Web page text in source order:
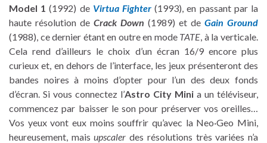
Model 1 (1992) de Virtua Fighter (1993), en passant par la
haute résolution de Crack Down (1989) et de Gain Ground
(1988), ce dernier étant en outre en mode TATE, à la verticale.
Cela rend d’ailleurs le choix d’un écran 16/9 encore plus
curieux et, en dehors de l’interface, les jeux présenteront des
bandes noires à moins d’opter pour l’un des deux fonds
d’écran. Si vous connectez l’Astro City Mini a un téléviseur,
commencez par baisser le son pour préserver vos oreilles…
Vos yeux vont eux moins souffrir qu’avec la Neo·Geo Mini,
heureusement, maisupscaler des résolutions très variées n’a